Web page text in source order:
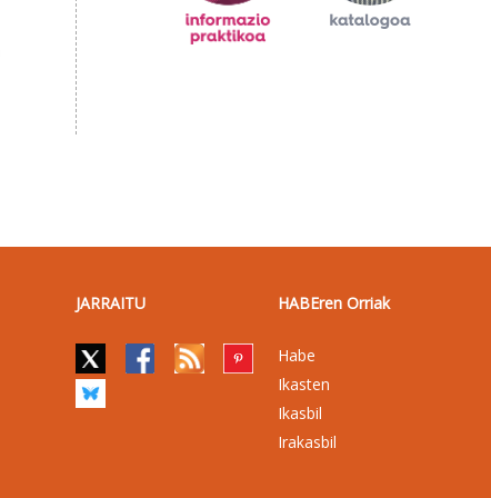
JARRAITU HABEren Orriak
Habe
Ikasten
Ikasbil
Irakasbil